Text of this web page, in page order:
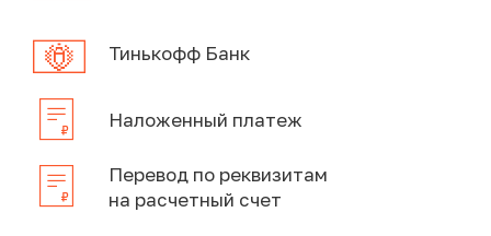
Тинькофф Банк
Наложенный платеж
Перевод по реквизитам
на расчетный счет